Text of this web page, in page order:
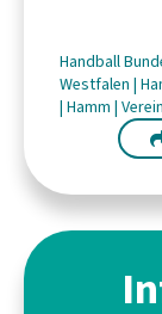
Handball
Westfalen |
| Hamm | Verein